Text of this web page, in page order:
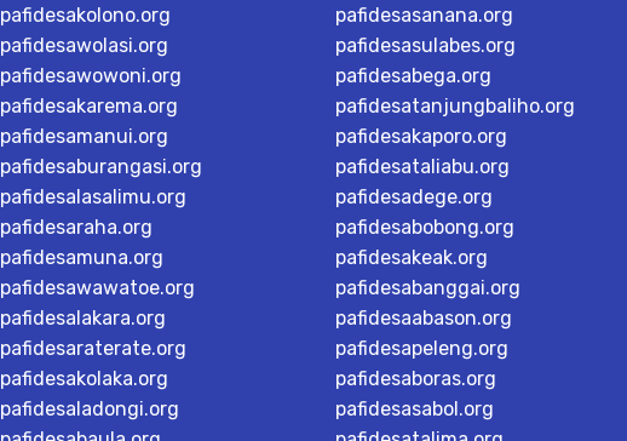
pafidesakolono.org
pafidesawolasi.org
pafidesawowoni.org
pafidesakarema.org
pafidesamanui.org
pafidesaburangasi.org
pafidesalasalimu.org
pafidesaraha.org
pafidesamuna.org
pafidesawawatoe.org
pafidesalakara.org
pafidesaraterate.org
pafidesakolaka.org
pafidesaladongi.org
pafidesasanana.org
pafidesasulabes.org
pafidesabega.org
pafidesatanjungbaliho.org
pafidesakaporo.org
pafidesataliabu.org
pafidesadege.org
pafidesabobong.org
pafidesakeak.org
pafidesabanggai.org
pafidesaabason.org
pafidesapeleng.org
pafidesaboras.org
pafidesasabol.org